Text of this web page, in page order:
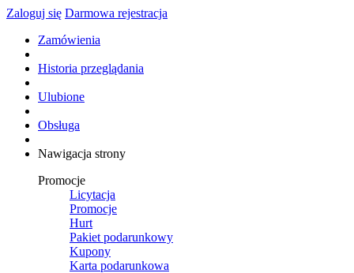
Zaloguj się Darmowa rejestracja
Zamówienia
Historia przeglądania
Ulubione
Obsługa
Nawigacja strony
Promocje
Licytacja
Promocje
Hurt
Pakiet podarunkowy
Kupony
Karta podarunkowa